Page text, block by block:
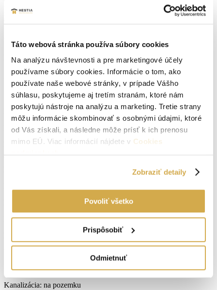
Táto webová stránka používa súbory cookies
Na analýzu návštevnosti a pre marketingové účely
používame súbory cookies. Informácie o tom, ako
používate naše webové stránky, v prípade Vášho
súhlasu, poskytujeme aj tretím stranám, ktoré nám
poskytujú nástroje na analýzu a marketing. Tretie strany
môžu informácie skombinovať s osobnými údajmi, ktoré
od Vás získali, a následne môže prísť k ich prenosu
mimo EÚ. Viac informácií nájdete v Cookies
podmienkach.
Zobraziť detaily
Povoliť všetko
Prispôsobiť
Odmietnuť
Typ:Prenájom
Úžitková plocha: 115 m
Druh: Rodinný dom
Zastavaná plocha:64 m 2
Stav:kompletná rekonštrukcia
Plocha pozemku:118 m 2
Počet izieb:3
Rok výstavby: 1945
Internet:ano
asfaltová
Plyn:na pozemku
Kanalizácia: na pozemku